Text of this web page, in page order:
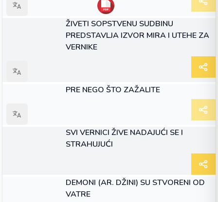
ŽIVETI SOPSTVENU SUDBINU
PREDSTAVLJA IZVOR MIRA I UTEHE ZA
VERNIKE
PRE NEGO ŠTO ZAŽALITE
SVI VERNICI ŽIVE NADAJUĆI SE I
STRAHUJUĆI
DEMONI (AR. DŽINI) SU STVORENI OD
VATRE